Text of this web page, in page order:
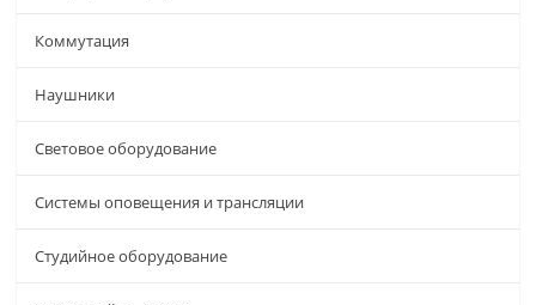
Коммутация
Наушники
Световое оборудование
Системы оповещения и трансляции
Студийное оборудование